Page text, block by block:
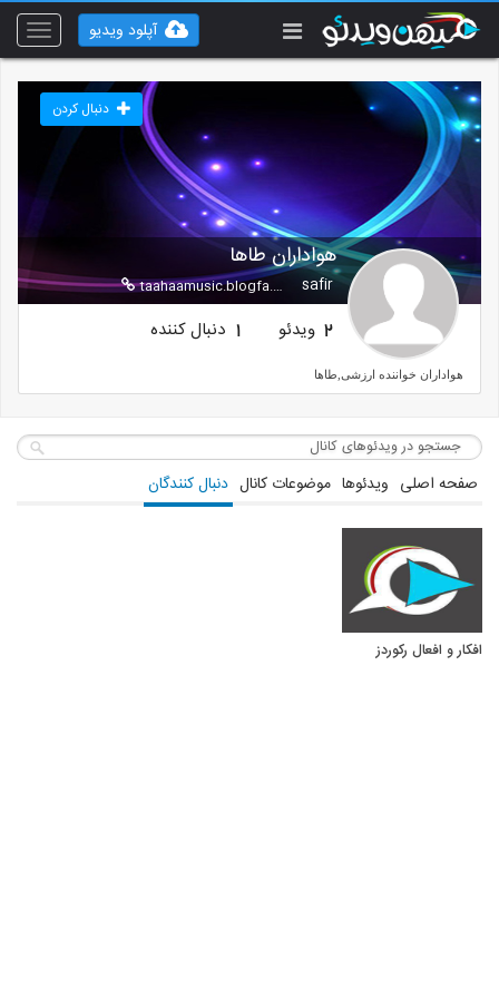
Toggle
آپلود ویدیو
هواداران طاها
safir
taahaamusic.blogfa.com
دنبال کردن
2 ویدئو 1 دنبال کننده
هواداران خواننده ارزشی,طاها
صفحه اصلی ویدئوها موضوعات کانال دنبال کنندگان
افکار و افعال رکوردز